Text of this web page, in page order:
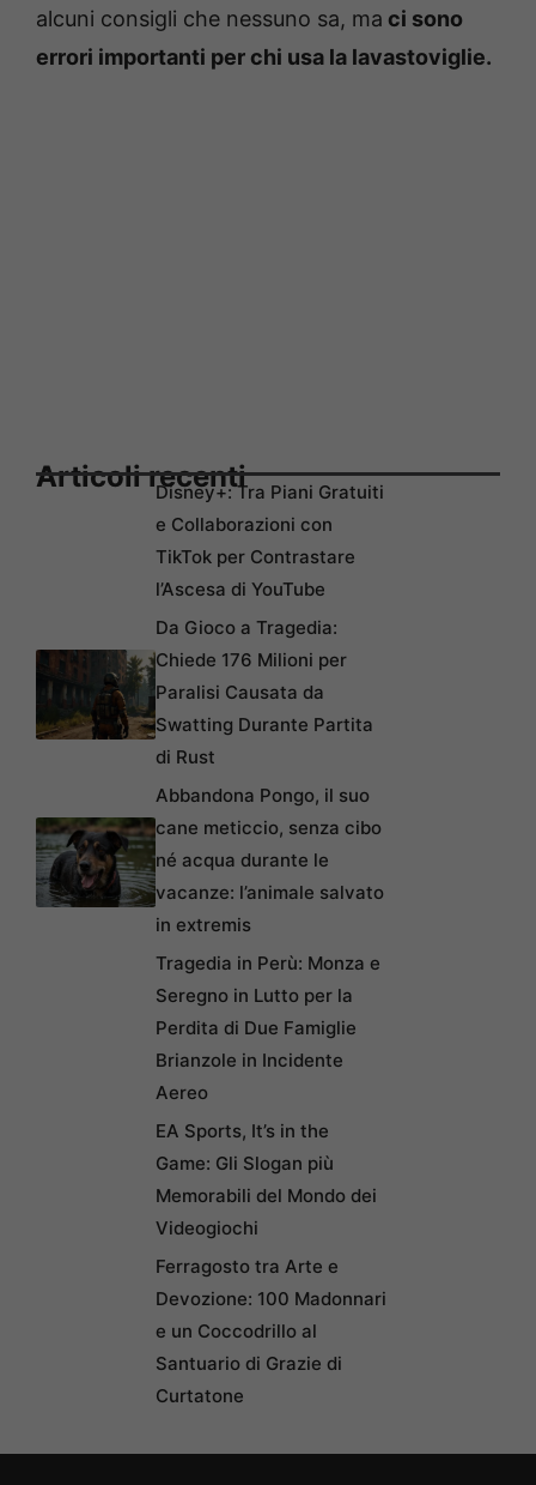
alcuni consigli che nessuno sa, ma ci sono
errori importanti per chi usa la lavastoviglie.
Articoli recentiDisney+: Tra Piani Gratuiti
e Collaborazioni con
TikTok per Contrastare
l’Ascesa di YouTube
Da Gioco a Tragedia:
Chiede 176 Milioni per
Paralisi Causata da
Swatting Durante Partita
di Rust
Abbandona Pongo, il suo
cane meticcio, senza cibo
né acqua durante le
vacanze: l’animale salvato
in extremis
Tragedia in Perù: Monza e
Seregno in Lutto per la
Perdita di Due Famiglie
Brianzole in Incidente
Aereo
EA Sports, It’s in the
Game: Gli Slogan più
Memorabili del Mondo dei
Videogiochi
Ferragosto tra Arte e
Devozione: 100 Madonnari
e un Coccodrillo al
Santuario di Grazie di
Curtatone